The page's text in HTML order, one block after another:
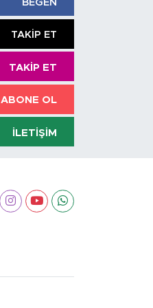
BEĞEN
TAKIP ET
TAKIP ET
ABONE OL
İLETIŞIM